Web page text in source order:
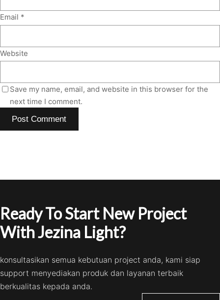
Email *
Website
Save my name, email, and website in this browser for the
next time I comment.
Ready To Start New Project
With Jezina Light?
konsultasikan semua kebutuan project anda, kami siap
support menyediakan produk dan layanan terbaik
berkualitas kepada anda.